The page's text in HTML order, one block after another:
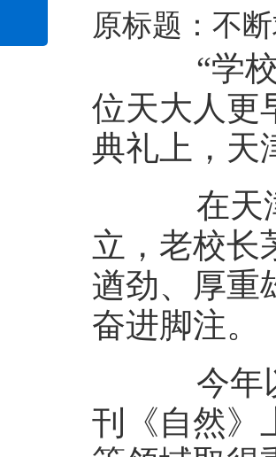
原标题：不
“学校愿
位天大人更
典礼上，天
在天津
立，老校长
遒劲、厚重
奋进脚注。
今年以
刊《自然》